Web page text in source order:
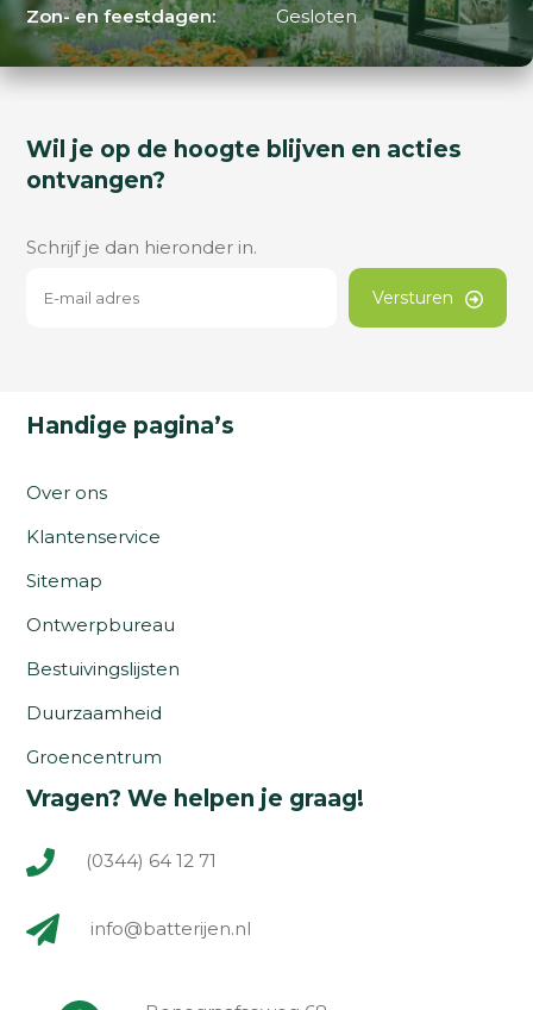
Zon- en feestdagen:
Gesloten
Wil je op de hoogte blijven en acties
ontvangen?
Schrijf je dan hieronder in.
Versturen
Handige pagina’s
Over ons
Klantenservice
Sitemap
Ontwerpbureau
Bestuivingslijsten
Duurzaamheid
Groencentrum
Vragen? We helpen je graag!
(0344) 64 12 71
info@batterijen.nl